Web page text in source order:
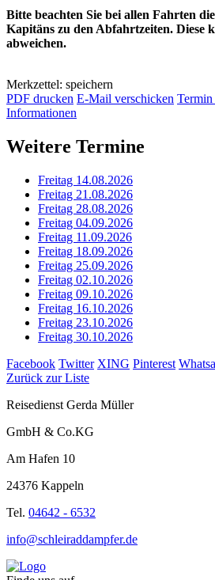
Bitte beachten Sie bei allen Fahrten
Kapitäns zu den Abfahrtzeiten. Diese
abweichen.
Merkzettel: speichern
PDF drucken E-Mail verschicken Termin
Informationen
Weitere Termine
Freitag 14.08.2026
Freitag 21.08.2026
Freitag 28.08.2026
Freitag 04.09.2026
Freitag 11.09.2026
Freitag 18.09.2026
Freitag 25.09.2026
Freitag 02.10.2026
Freitag 09.10.2026
Freitag 16.10.2026
Freitag 23.10.2026
Freitag 30.10.2026
Facebook Twitter XING Pinterest
Zurück zur Liste
Reisedienst Gerda Müller
GmbH & Co.KG
Am Hafen 10
24376 Kappeln
Tel. 04642 - 6532
info@schleiraddampfer.de